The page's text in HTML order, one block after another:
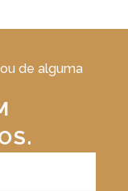
de alguma